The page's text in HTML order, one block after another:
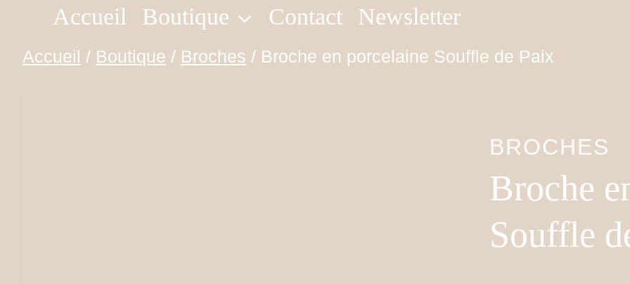
Accueil Boutique Contact Newsletter
Accueil / Boutique / Broches / Broche en porcelaine Souffle de Paix
BROCHES
Broche
Souffle